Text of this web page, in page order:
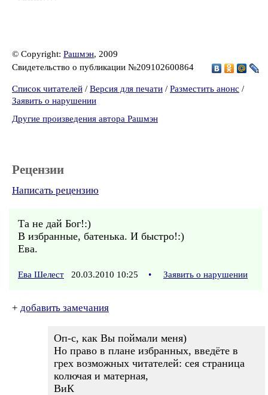
© Copyright: Рашмэн, 2009
Свидетельство о публикации №209102600864
Список читателей / Версия для печати / Разместить анонс /
Заявить о нарушении
Другие произведения автора Рашмэн
Рецензии
Написать рецензию
Та не дай Бог!:)
В избранные, батенька. И быстро!:)
Ева.
Ева Шелест 20.03.2010 10:25 • Заявить о нарушении
+ добавить замечания
Оп-с, как Вы поймали меня)
Но право в плане избранных, введёте в
грех возможных читателей: сея страница
колючая и матерная,
ВиК